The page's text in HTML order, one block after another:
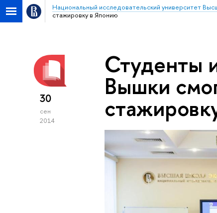
Национальный исследовательский университет
стажировку в Японию
30
сен
2014
Студенты
Вышки